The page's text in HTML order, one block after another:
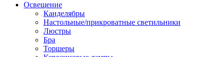
Освещение
Канделябры
Настольные/прикроватные светильники
Люстры
Бра
Торшеры